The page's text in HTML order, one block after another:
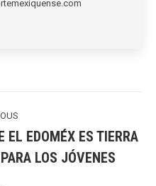
post:
EL EDOMÉX ES TIERRA
LOS JÓVENES